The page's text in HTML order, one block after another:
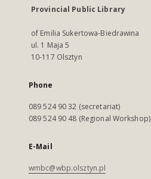
Provincial Public Library
of Emilia Sukertowa-Biedrawina
ul. 1 Maja 5
10-117 Olsztyn
Phone
089 524 90 32 (secretariat)
089 524 90 48 (Regional Workshop)
E-Mail
wmbc@wbp.olsztyn.pl